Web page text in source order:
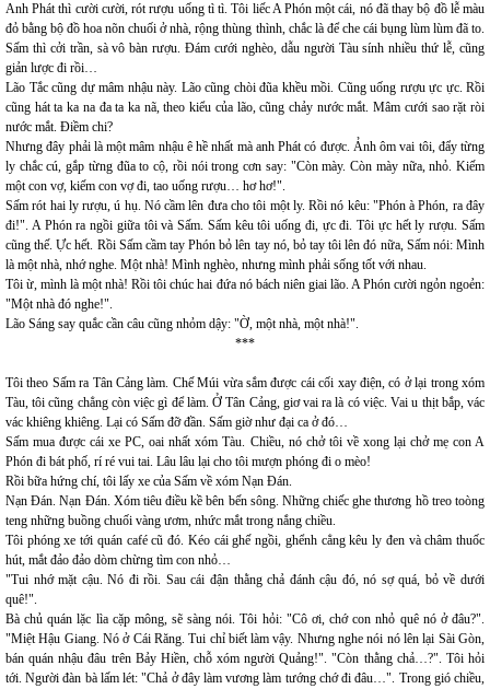
Anh Phát thì cười cười, rót rượu uống tì tì. Tôi liếc A Phón một cái, nó đã thay bộ đồ lễ màu
đỏ bằng bộ đồ hoa nõn chuối ở nhà, rộng thùng thình, chắc là để che cái bụng lùm lùm đã to.
Sấm thì cởi trần, sà vô bàn rượu. Đám cưới nghèo, dẫu người Tàu sính nhiều thứ lễ, cũng
giản lược đi rồi…
Lão Tắc cũng dự mâm nhậu này. Lão cũng chòi đũa khều mồi. Cũng uống rượu ực ực. Rồi
cũng hát ta ka na đa ta ka nã, theo kiểu của lão, cũng chảy nước mắt. Mâm cưới sao rặt ròi
nước mắt. Điềm chi?
Nhưng đây phải là một mâm nhậu ê hề nhất mà anh Phát có được. Ảnh ôm vai tôi, đẩy từng
ly chắc cú, gắp từng đũa to cộ, rồi nói trong cơn say: "Còn mày. Còn mày nữa, nhỏ. Kiếm
một con vợ, kiếm con vợ đi, tao uống rượu… hơ hơ!".
Sấm rót hai ly rượu, ú hụ. Nó cầm lên đưa cho tôi một ly. Rồi nó kêu: "Phón à Phón, ra đây
đi!". A Phón ra ngồi giữa tôi và Sấm. Sấm kêu tôi uống đi, ực đi. Tôi ực hết ly rượu. Sấm
cũng thế. Ực hết. Rồi Sấm cầm tay Phón bỏ lên tay nó, bỏ tay tôi lên đó nữa, Sấm nói: Mình
là một nhà, nhớ nghe. Một nhà! Mình nghèo, nhưng mình phải sống tốt với nhau.
Tôi ừ, mình là một nhà! Rồi tôi chúc hai đứa nó bách niên giai lão. A Phón cười ngỏn ngoẻn:
"Một nhà đó nghe!".
Lão Sáng say quắc cần câu cũng nhỏm dậy: "Ờ, một nhà, một nhà!".
***
Tôi theo Sấm ra Tân Cảng làm. Chế Múi vừa sắm được cái cối xay điện, có ở lại trong xóm
Tàu, tôi cũng chẳng còn việc gì để làm. Ở Tân Cảng, giơ vai ra là có việc. Vai u thịt bắp, vác
vác khiêng khiêng. Lại có Sấm đỡ đần. Sấm giờ như đại ca ở đó…
Sấm mua được cái xe PC, oai nhất xóm Tàu. Chiều, nó chở tôi về xong lại chở mẹ con A
Phón đi bát phố, rí ré vui tai. Lâu lâu lại cho tôi mượn phóng đi o mèo!
Rồi bữa hứng chí, tôi lấy xe của Sấm về xóm Nạn Đán.
Nạn Đán. Nạn Đán. Xóm tiêu điều kề bên bến sông. Những chiếc ghe thương hồ treo toòng
teng những buồng chuối vàng ươm, nhức mắt trong nắng chiều.
Tôi phóng xe tới quán café cũ đó. Kéo cái ghế ngồi, ghểnh cẳng kêu ly đen và châm thuốc
hút, mắt đảo đảo dòm chừng tìm con nhỏ…
"Tui nhớ mặt cậu. Nó đi rồi. Sau cái đận thằng chả đánh cậu đó, nó sợ quá, bỏ về dưới
quê!".
Bà chủ quán lặc lìa cặp mông, sẽ sàng nói. Tôi hỏi: "Cô ơi, chớ con nhỏ quê nó ở đâu?".
"Miệt Hậu Giang. Nó ở Cái Răng. Tui chỉ biết làm vậy. Nhưng nghe nói nó lên lại Sài Gòn,
bán quán nhậu đâu trên Bảy Hiền, chỗ xóm người Quảng!". "Còn thằng chả…?". Tôi hỏi
tới. Người đàn bà lấm lét: "Chả ở đây làm vương làm tướng chớ đi đâu…". Trong gió chiều,